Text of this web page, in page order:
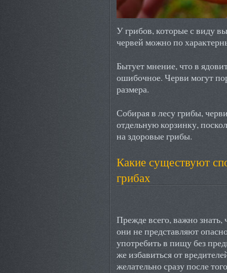
У грибов, которые с виду
червей можно по
Бытует мнение, что в
ошибочное. Черви могут
размера.
Собирая в лесу грибы,
отдельную корзинку,
на здоровые грибы.
Какие существуют
грибах
Прежде всего, важно
они не представляют
употребить в пищу без
же избавиться от
желательно сразу после